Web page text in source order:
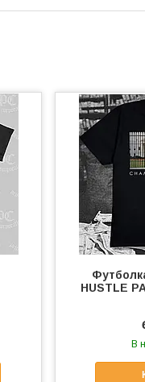
HUSTLE
В